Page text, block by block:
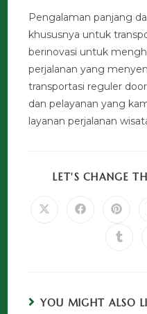
Pengalaman panjang
khususnya untuk
berinovasi untuk
perjalanan yang
transportasi reguler
dan pelayanan yang
layanan perjalanan
LET'S CHANGE
YOU MIGHT ALSO